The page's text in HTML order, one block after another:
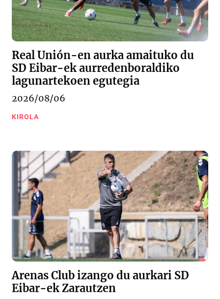
Real Unión-en aurka amaituko du
SD Eibar-ek aurredenboraldiko
lagunartekoen egutegia
2026/08/06
KIROLA
Arenas Club izango du aurkari SD
Eibar-ek Zarautzen